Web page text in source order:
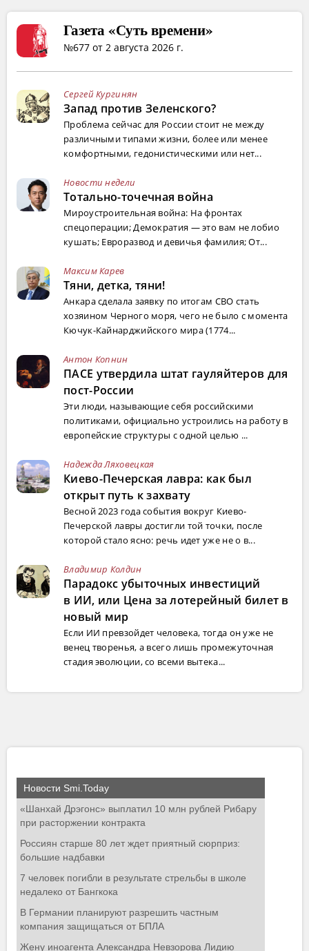
Газета «Суть времени»
№677 от 2 августа 2026 г.
Сергей Кургинян
Запад против Зеленского?
Проблема сейчас для России стоит не между
различными типами жизни, более или менее
комфортными, гедонистическими или нет...
Новости недели
Тотально-точечная война
Мироустроительная война: На фронтах
спецоперации; Демократия — это вам не лобио
кушать; Евроразвод и девичья фамилия; От...
Максим Карев
Тяни, детка, тяни!
Анкара сделала заявку по итогам СВО стать
хозяином Черного моря, чего не было с момента
Кючук-Кайнарджийского мира (1774...
Антон Копнин
ПАСЕ утвердила штат гауляйтеров для
пост-России
Эти люди, называющие себя российскими
политиками, официально устроились на работу в
европейские структуры с одной целью ...
Надежда Ляховецкая
Киево-Печерская лавра: как был
открыт путь к захвату
Весной 2023 года события вокруг Киево-
Печерской лавры достигли той точки, после
которой стало ясно: речь идет уже не о в...
Владимир Колдин
Парадокс убыточных инвестиций
в ИИ, или Цена за лотерейный билет в
новый мир
Если ИИ превзойдет человека, тогда он уже не
венец творенья, а всего лишь промежуточная
стадия эволюции, со всеми вытека...